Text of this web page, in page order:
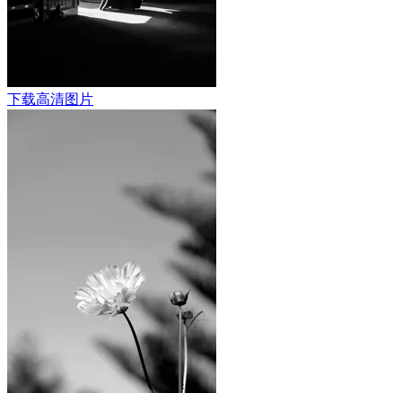
下载高清图片